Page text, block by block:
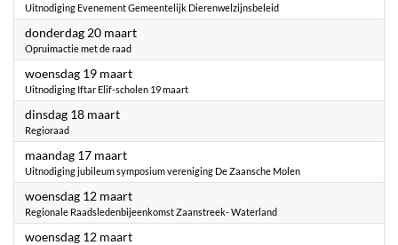
Uitnodiging Evenement Gemeentelijk Dierenwelzijnsbeleid
donderdag 20 maart2025
Opruimactie met de raad
woensdag 19 maart2025
Uitnodiging Iftar Elif-scholen 19 maart
dinsdag 18 maart2025
Regioraad
maandag 17 maart2025
Uitnodiging jubileum symposium vereniging De Zaansche Molen
woensdag 12 maart2025
Regionale Raadsledenbijeenkomst Zaanstreek- Waterland
woensdag 12 maart2025